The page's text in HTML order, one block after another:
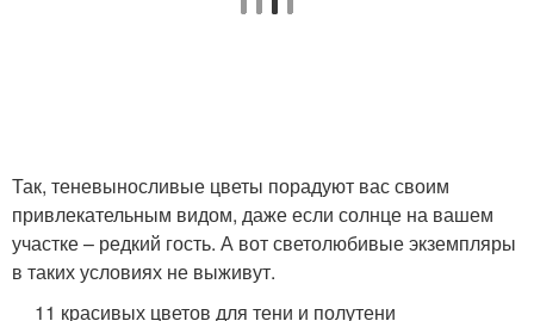
Так, теневыносливые цветы порадуют вас своим
привлекательным видом, даже если солнце на вашем
участке – редкий гость. А вот светолюбивые экземпляры
в таких условиях не выживут.
11 красивых цветов для тени и полутени